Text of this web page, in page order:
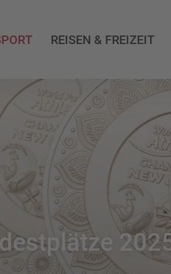
REISEN & FREIZEIT